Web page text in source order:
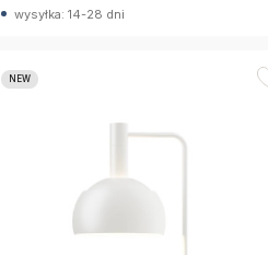
wysyłka: 14-28 dni
NEW